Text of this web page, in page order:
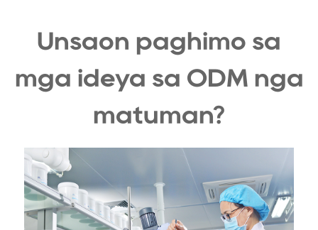
Unsaon paghimo sa
mga ideya sa ODM nga
matuman?